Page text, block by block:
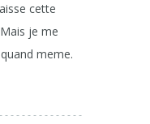
cette
je me
meme.